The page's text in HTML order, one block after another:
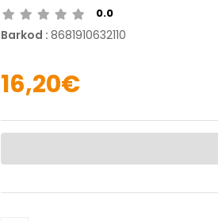
0.0
Barkod : 8681910632110
16,20€